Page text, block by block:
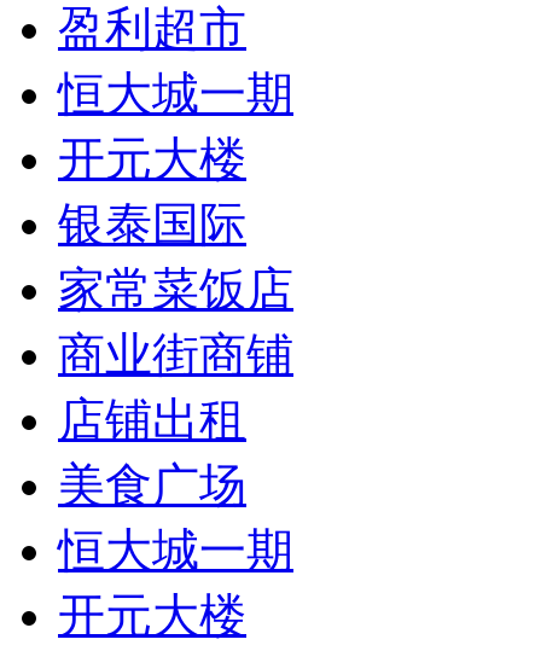
盈利超市
恒大城一期
开元大楼
银泰国际
家常菜饭店
商业街商铺
店铺出租
美食广场
恒大城一期
开元大楼